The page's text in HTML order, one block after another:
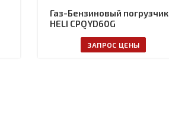
Газ-Бензиновый погрузчик
HELI CPQYD60G
ЗАПРОС ЦЕНЫ